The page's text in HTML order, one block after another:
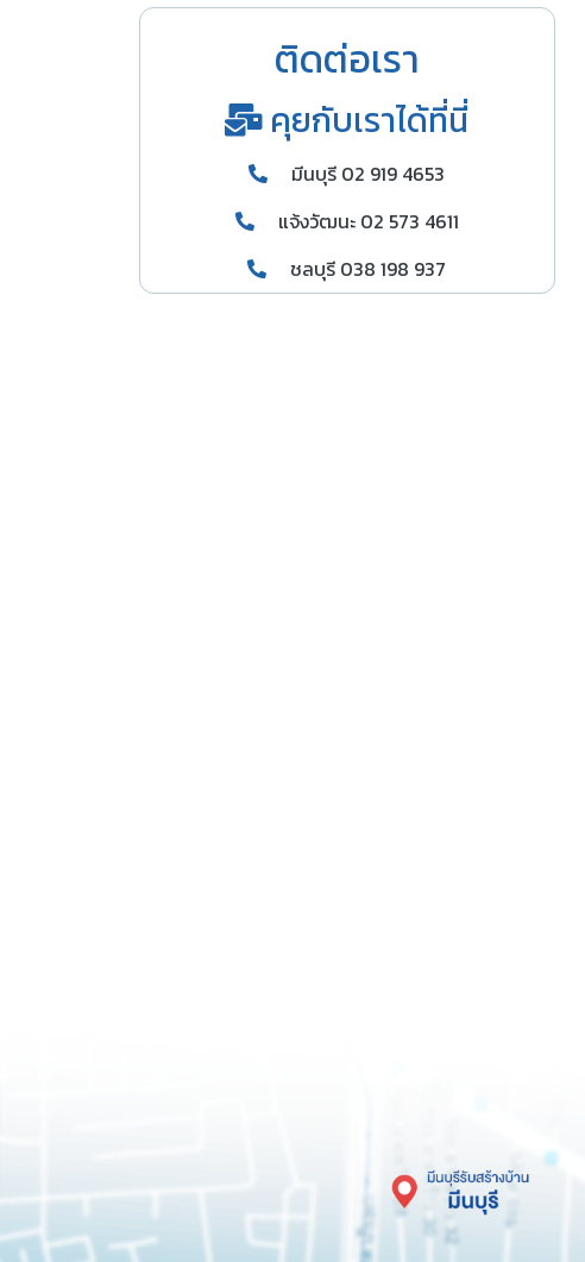
ติดต่อเรา
คุยกับเราได้ที่นี่
มีนบุรี 02 919 4653
แจ้งวัฒนะ 02 573 4611
ชลบุรี 038 198 937